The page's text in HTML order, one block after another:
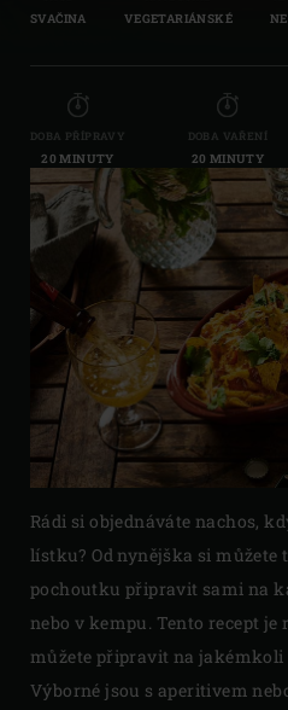
SVAČINA VEGETARIÁNSKÉ
DOBA PŘÍPRAVY
20 MINUTY
DOBA VAŘENÍ
20 MINUTY
Rádi si objednáváte nachos,
lístku? Od nynějška si
pochoutku připravit sami na
nebo v kempu. Tento recept
můžete připravit na jakémkoli
Výborné jsou s aperitivem